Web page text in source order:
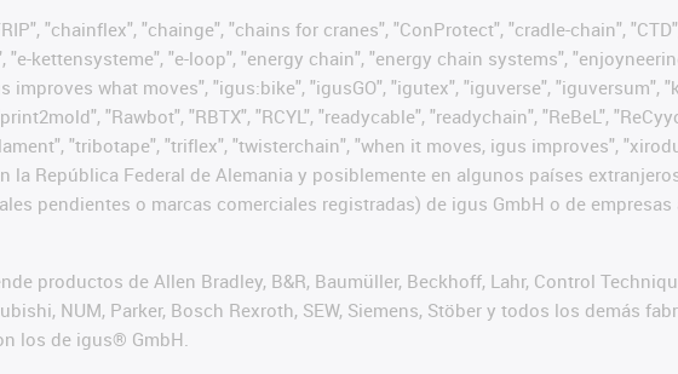
"chainflex", "chainge", "chains for cranes", "ConProtect", "cradle-chain",
"e-kettensysteme", "e-loop", "energy chain", "energy chain systems",
improves what moves", "igus:bike", "igusGO", "igutex", "iguverse",
"Rawbot", "RBTX", "RCYL", "readycable", "readychain", "ReBeL",
"tribotape", "triflex", "twisterchain", "when it moves, igus improves",
República Federal de Alemania y posiblemente en algunos países
pendientes o marcas comerciales registradas) de igus GmbH o de
productos de Allen Bradley, B&R, Baumüller, Beckhoff, Lahr, Control
NUM, Parker, Bosch Rexroth, SEW, Siemens, Stöber y todos los demás
los de igus® GmbH.